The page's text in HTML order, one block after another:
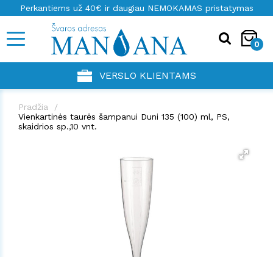
Perkantiems už 40€ ir daugiau NEMOKAMAS pristatymas
0
VERSLO KLIENTAMS
Pradžia
Vienkartinės taurės šampanui Duni 135 (100) ml, PS,
skaidrios sp.,10 vnt.